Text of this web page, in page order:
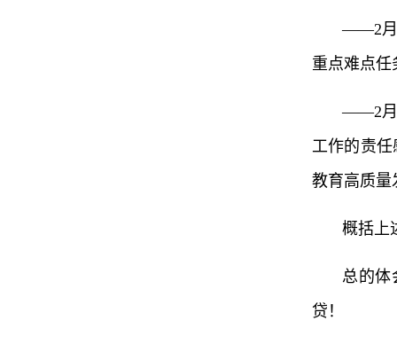
——2月
重点难点
——2月
工作的责
教育高质量
概括上
总的体
贷！